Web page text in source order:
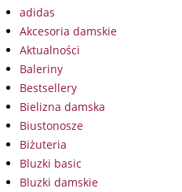
adidas
Akcesoria damskie
Aktualności
Baleriny
Bestsellery
Bielizna damska
Biustonosze
Biżuteria
Bluzki basic
Bluzki damskie